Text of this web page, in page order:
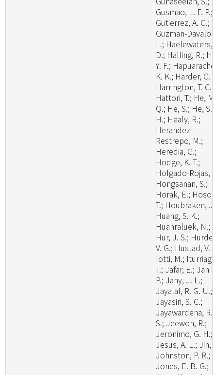
Gusmao, L. F. P.;
Gutierrez, A. C.;
Guzman-Davalos,
L.; Haelewaters,
D.; Halling, R.;
Y. F.;
K. K.; Harder, C.
Harrington, T. C.;
Hattori, T.; He, M.
Q.; He, S.; He, S.
H.; Healy, R.;
Herandez-
Restrepo, M.;
Heredia, G.;
Hodge, K. T.;
Holgado-Rojas,
Hongsanan, S.;
Horak, E.;
T.; Houbraken, J.;
Huang, S. K.;
Huanraluek, N.;
Hur, J. S.;
V. G.; Hustad, V.
Iotti, M.; Iturriaga,
T.; Jafar, E.; Janik,
P.; Jany, J. L.;
Jayalal, R. G. U.;
Jayasiri, S. C.;
Jayawardena, R.
S.; Jeewon, R.;
Jeronimo, G. H.;
Jesus, A. L.; Jin,
Johnston, P. R.;
Jones, E. B. G.;